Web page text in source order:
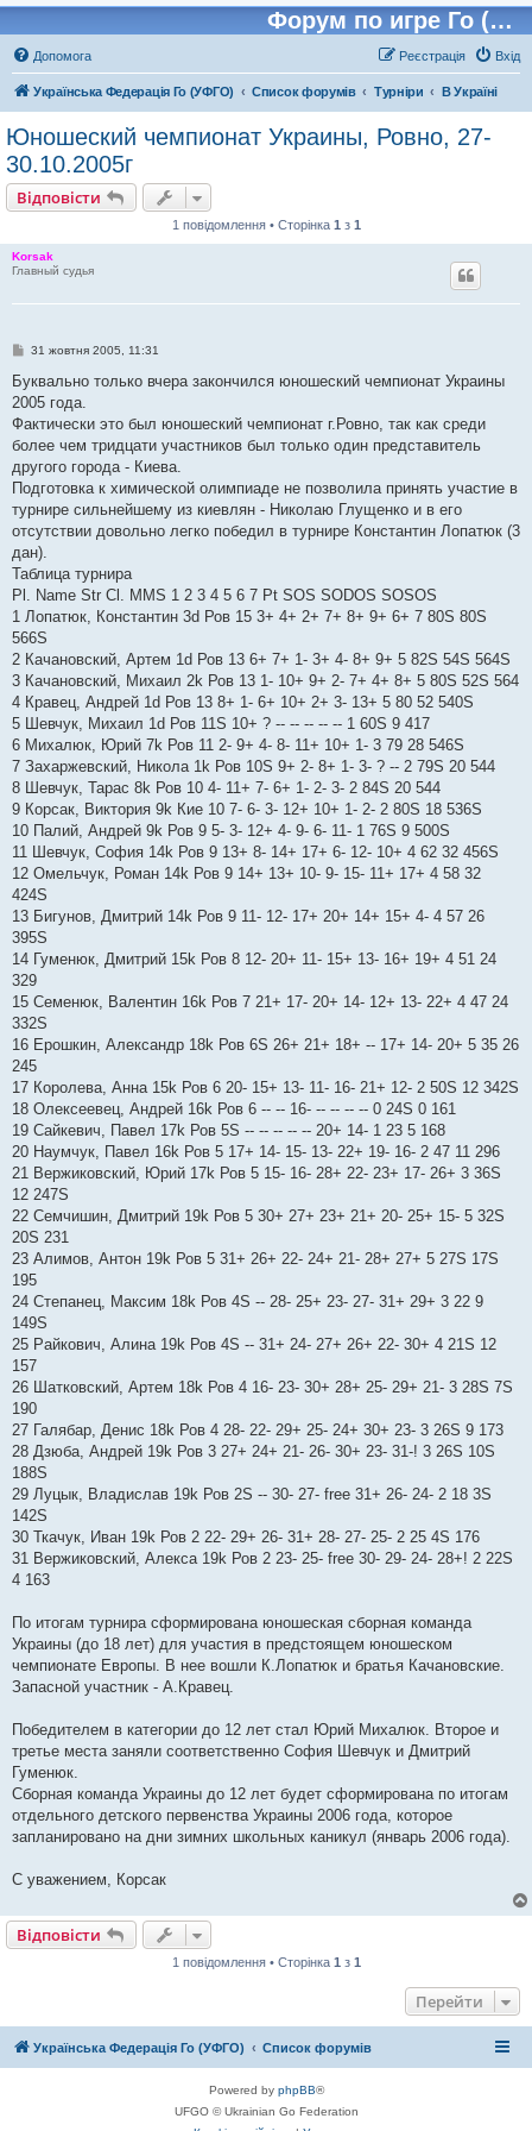
Форум по игре Го (Бадук, Вейчи)
Допомога Вхід
Реєстрація
Українська Федерація Го (УФГО) Список форумів Турніри В Україні
Юношеский чемпионат Украины, Ровно, 27-
30.10.2005г
Відповісти
1 повідомлення • Сторінка 1 з 1
Korsak
Главный судья
П
в
і
д
о
л
е
н
н
я
31 жовтня 2005, 11:31
Буквально только вчера закончился юношеский чемпионат Украины
2005 года.
Фактически это был юношеский чемпионат г.Ровно, так как среди
более чем тридцати участников был только один представитель
другого города - Киева.
Подготовка к химической олимпиаде не позволила принять участие в
турнире сильнейшему из киевлян - Николаю Глущенко и в его
отсутствии довольно легко победил в турнире Константин Лопатюк (3
дан).
Таблица турнира
Pl. Name Str Cl. MMS 1 2 3 4 5 6 7 Pt SOS SODOS SOSOS
1 Лопатюк, Константин 3d Ров 15 3+ 4+ 2+ 7+ 8+ 9+ 6+ 7 80Ѕ 80Ѕ
566Ѕ
2 Качановский, Артем 1d Ров 13 6+ 7+ 1- 3+ 4- 8+ 9+ 5 82Ѕ 54Ѕ 564Ѕ
3 Качановский, Михаил 2k Ров 13 1- 10+ 9+ 2- 7+ 4+ 8+ 5 80Ѕ 52Ѕ 564
4 Кравец, Андрей 1d Ров 13 8+ 1- 6+ 10+ 2+ 3- 13+ 5 80 52 540Ѕ
5 Шевчук, Михаил 1d Ров 11Ѕ 10+ ? -- -- -- -- -- 1 60Ѕ 9 417
6 Михалюк, Юрий 7k Ров 11 2- 9+ 4- 8- 11+ 10+ 1- 3 79 28 546Ѕ
7 Захаржевский, Никола 1k Ров 10Ѕ 9+ 2- 8+ 1- 3- ? -- 2 79Ѕ 20 544
8 Шевчук, Тарас 8k Ров 10 4- 11+ 7- 6+ 1- 2- 3- 2 84Ѕ 20 544
9 Корсак, Виктория 9k Кие 10 7- 6- 3- 12+ 10+ 1- 2- 2 80Ѕ 18 536Ѕ
10 Палий, Андрей 9k Ров 9 5- 3- 12+ 4- 9- 6- 11- 1 76Ѕ 9 500Ѕ
11 Шевчук, София 14k Ров 9 13+ 8- 14+ 17+ 6- 12- 10+ 4 62 32 456Ѕ
12 Омельчук, Роман 14k Ров 9 14+ 13+ 10- 9- 15- 11+ 17+ 4 58 32
424Ѕ
13 Бигунов, Дмитрий 14k Ров 9 11- 12- 17+ 20+ 14+ 15+ 4- 4 57 26
395Ѕ
14 Гуменюк, Дмитрий 15k Ров 8 12- 20+ 11- 15+ 13- 16+ 19+ 4 51 24
329
15 Семенюк, Валентин 16k Ров 7 21+ 17- 20+ 14- 12+ 13- 22+ 4 47 24
332Ѕ
16 Ерошкин, Александр 18k Ров 6Ѕ 26+ 21+ 18+ -- 17+ 14- 20+ 5 35 26
245
17 Королева, Анна 15k Ров 6 20- 15+ 13- 11- 16- 21+ 12- 2 50Ѕ 12 342Ѕ
18 Олексеевец, Андрей 16k Ров 6 -- -- 16- -- -- -- -- 0 24Ѕ 0 161
19 Сайкевич, Павел 17k Ров 5Ѕ -- -- -- -- -- 20+ 14- 1 23 5 168
20 Наумчук, Павел 16k Ров 5 17+ 14- 15- 13- 22+ 19- 16- 2 47 11 296
21 Вержиковский, Юрий 17k Ров 5 15- 16- 28+ 22- 23+ 17- 26+ 3 36Ѕ
12 247Ѕ
22 Семчишин, Дмитрий 19k Ров 5 30+ 27+ 23+ 21+ 20- 25+ 15- 5 32Ѕ
20Ѕ 231
23 Алимов, Антон 19k Ров 5 31+ 26+ 22- 24+ 21- 28+ 27+ 5 27Ѕ 17Ѕ
195
24 Степанец, Максим 18k Ров 4Ѕ -- 28- 25+ 23- 27- 31+ 29+ 3 22 9
149Ѕ
25 Райкович, Алина 19k Ров 4Ѕ -- 31+ 24- 27+ 26+ 22- 30+ 4 21Ѕ 12
157
26 Шатковский, Артем 18k Ров 4 16- 23- 30+ 28+ 25- 29+ 21- 3 28Ѕ 7Ѕ
190
27 Галябар, Денис 18k Ров 4 28- 22- 29+ 25- 24+ 30+ 23- 3 26Ѕ 9 173
28 Дзюба, Андрей 19k Ров 3 27+ 24+ 21- 26- 30+ 23- 31-! 3 26Ѕ 10Ѕ
188Ѕ
29 Луцык, Владислав 19k Ров 2Ѕ -- 30- 27- free 31+ 26- 24- 2 18 3Ѕ
142Ѕ
30 Ткачук, Иван 19k Ров 2 22- 29+ 26- 31+ 28- 27- 25- 2 25 4Ѕ 176
31 Вержиковский, Алекса 19k Ров 2 23- 25- free 30- 29- 24- 28+! 2 22Ѕ
4 163
По итогам турнира сформирована юношеская сборная команда
Украины (до 18 лет) для участия в предстоящем юношеском
чемпионате Европы. В нее вошли К.Лопатюк и братья Качановские.
Запасной участник - А.Кравец.
Победителем в категории до 12 лет стал Юрий Михалюк. Второе и
третье места заняли соответственно София Шевчук и Дмитрий
Гуменюк.
Сборная команда Украины до 12 лет будет сформирована по итогам
отдельного детского первенства Украины 2006 года, которое
запланировано на дни зимних школьных каникул (январь 2006 года).
С уважением, Корсак
Відповісти
1 повідомлення • Сторінка 1 з 1
Перейти
Українська Федерація Го (УФГО) Список форумів
Powered by phpBB®
UFGO © Ukrainian Go Federation